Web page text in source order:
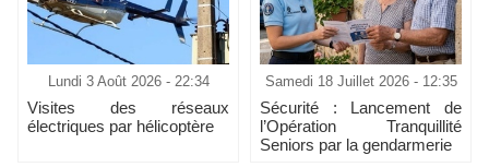
Lundi 3 Août 2026 - 22:34
Visites des réseaux
électriques par hélicoptère
Samedi 18 Juillet 2026 - 12:35
Sécurité : Lancement de
l’Opération Tranquillité
Seniors par la gendarmerie